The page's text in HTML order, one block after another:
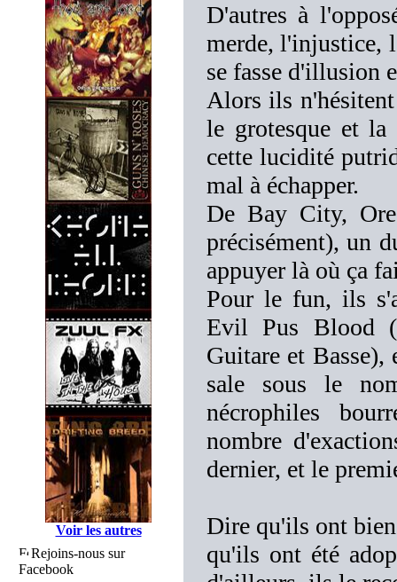
Voir les autres
Rejoins-nous sur
Facebook
D'autres à
merde, l'injustice,
se fasse d'illusion
Alors ils
le grotesque et
cette lucidité
mal à échapper.
De Bay City,
précisément), un
appuyer là où ça
Pour le fun, ils
Evil Pus Blood
Guitare et
sale sous le
nécrophiles
nombre
dernier, et le
Dire qu'ils ont
qu'ils ont été